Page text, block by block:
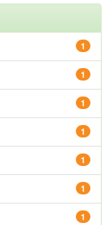
1
1
1
1
1
1
1